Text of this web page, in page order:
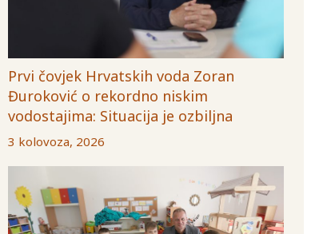
Prvi čovjek Hrvatskih voda Zoran
Đuroković o rekordno niskim
vodostajima: Situacija je ozbiljna
3 kolovoza, 2026